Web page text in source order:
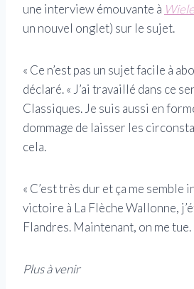
une interview émouvante à
un nouvel onglet) sur le sujet.
« Ce n’est pas un sujet facile à
déclaré. « J’ai travaillé dans ce
Classiques. Je suis aussi en
dommage de laisser les
cela.
« C’est très dur et ça me semble
victoire à La Flèche Wallonne,
Flandres. Maintenant, on me tue.
Plus à venir